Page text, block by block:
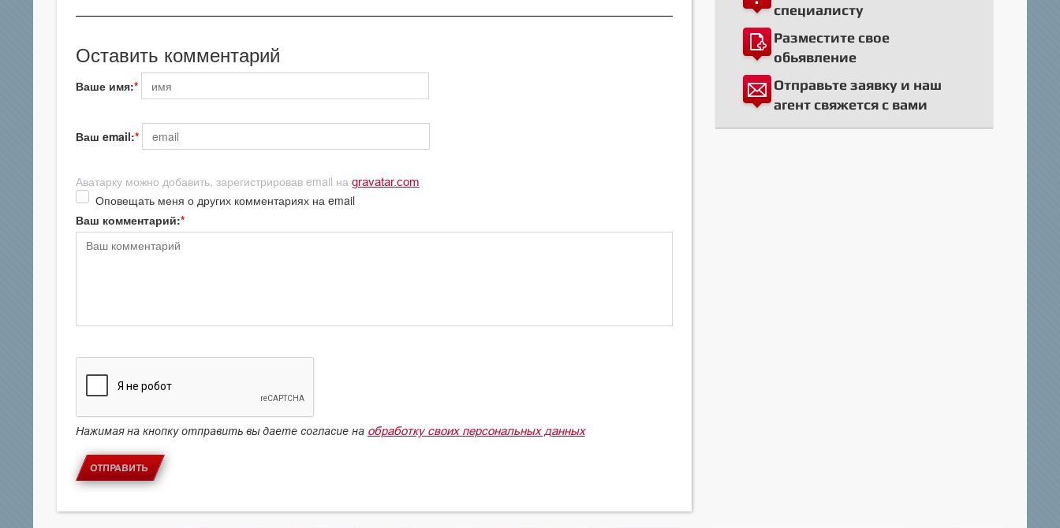
Оставить комментарий
Ваше имя:
Ваш email:
Аватарку можно добавить, зарегистрировав email на gravatar.com
Оповещать меня о других комментариях на email
Ваш комментарий:
Нажимая на кнопку отправить вы даете согласие на обработку своих персональных данных
ОТПРАВИТЬ
специалисту
Разместите свое
обьявление
Отправьте заявку и наш
агент свяжется с вами